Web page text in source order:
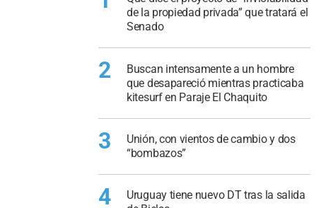
de la propiedad privada” que tratará el
Senado
2
Buscan intensamente a un hombre
que desapareció mientras practicaba
kitesurf en Paraje El Chaquito
3
Unión, con vientos de cambio y dos
“bombazos”
4
Uruguay tiene nuevo DT tras la salida